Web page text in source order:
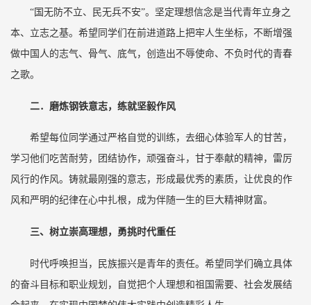
“国无防不立、民无兵不安”。坚定理想信念是当代青年立身之
本、立志之基。希望同学们在前进道路上把牢人生坐标，不断增强
做中国人的志气、骨气、底气，创造出不辱使命、不负时代的青春
之歌。
二．磨炼钢铁意志，练就坚毅作风
希望每位同学通过严格自觉的训练，去细心体验军人的甘苦，
学习他们吃苦耐劳，团结协作，顽强奋斗，甘于奉献的精神，雷厉
风行的作风。铸就最刚强的意志，形成最优秀的素质，让优良的作
风和严明的纪律在心中扎根，成为伴随一生的巨大精神财富。
三、树立崇高理想，勇挑时代重任
时代呼唤担当，民族振兴是青年的责任。希望同学们确立具体
的奋斗目标和职业规划，自觉把个人理想和祖国需要、社会发展结